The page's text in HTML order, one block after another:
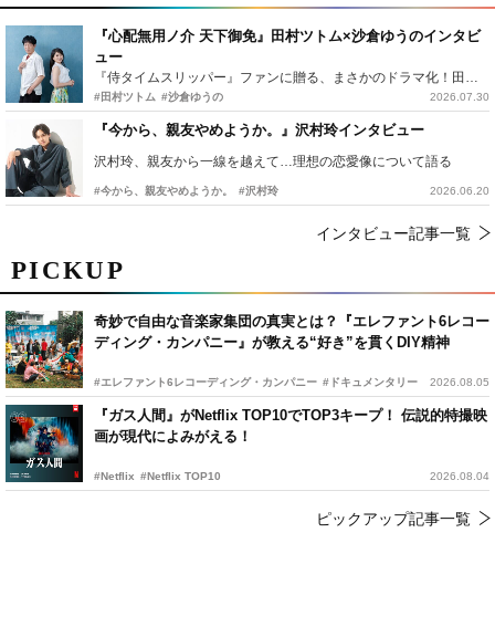
PICKUP
奇妙で自由な音楽家集団の真実とは？『エレファント6レコー
ディング・カンパニー』が教える“好き”を貫くDIY精神
#エレファント6レコーディング・カンパニー #ドキュメンタリー 2026.08.05
『ガス人間』がNetflix TOP10でTOP3キープ！ 伝説的特撮映
画が現代によみがえる！
#Netflix #Netflix TOP10 2026.08.04
ピックアップ記事一覧
『心配無用ノ介 天下御免』田村ツトム×沙倉ゆうのインタビ
ュー
『侍タイムスリッパー』ファンに贈る、まさかのドラマ化！田村ツトム×沙倉ゆうのが語る『心配無用ノ介』撮影秘話
#田村ツトム #沙倉ゆうの 2026.07.30
『今から、親友やめようか。』沢村玲インタビュー
沢村玲、親友から一線を越えて…理想の恋愛像について語る
#今から、親友やめようか。 #沢村玲 2026.06.20
インタビュー記事一覧